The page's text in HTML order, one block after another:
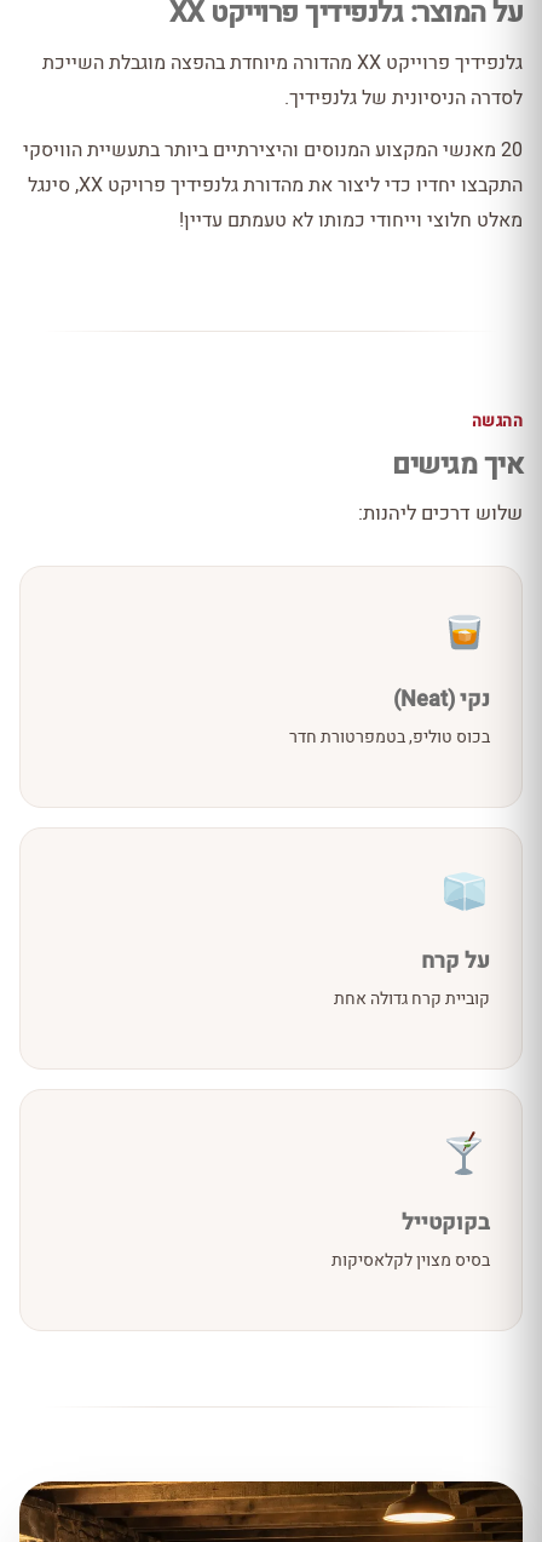
על המוצר: גלנפידיך פרוייקט XX
גלנפידיך פרוייקט XX מהדורה מיוחדת בהפצה מוגבלת השייכת
לסדרה הניסיונית של גלנפידיך.
20 מאנשי המקצוע המנוסים והיצירתיים ביותר בתעשיית הוויסקי
התקבצו יחדיו כדי ליצור את מהדורת גלנפידיך פרויקט XX, סינגל
מאלט חלוצי וייחודי כמותו לא טעמתם עדיין!
ההגשה
איך מגישים
שלוש דרכים ליהנות:
נקי (Neat)
בכוס טוליפ, בטמפרטורת חדר
על קרח
קוביית קרח גדולה אחת
בקוקטייל
בסיס מצוין לקלאסיקות